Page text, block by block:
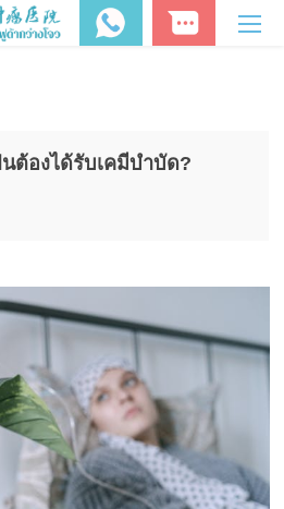
นต้องได้รับเคมีบำบัด?